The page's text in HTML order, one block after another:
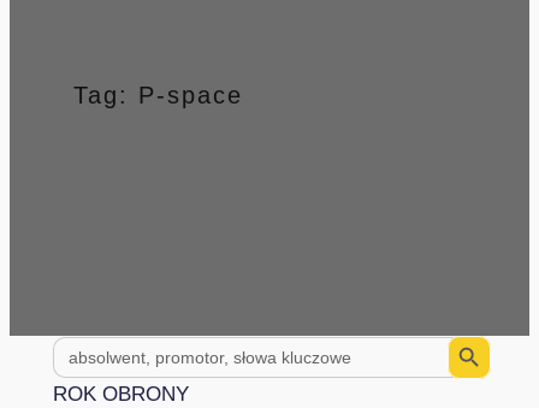
Tag: P-space
Search
for:
Search Button
ROK OBRONY